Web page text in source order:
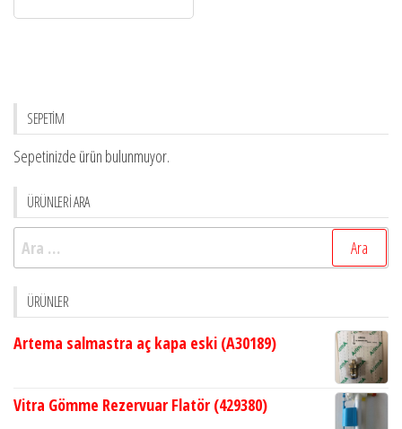
SEPETİM
Sepetinizde ürün bulunmuyor.
ÜRÜNLERİ ARA
Arama:
ÜRÜNLER
Artema salmastra aç kapa eski (A30189)
Vitra Gömme Rezervuar Flatör (429380)